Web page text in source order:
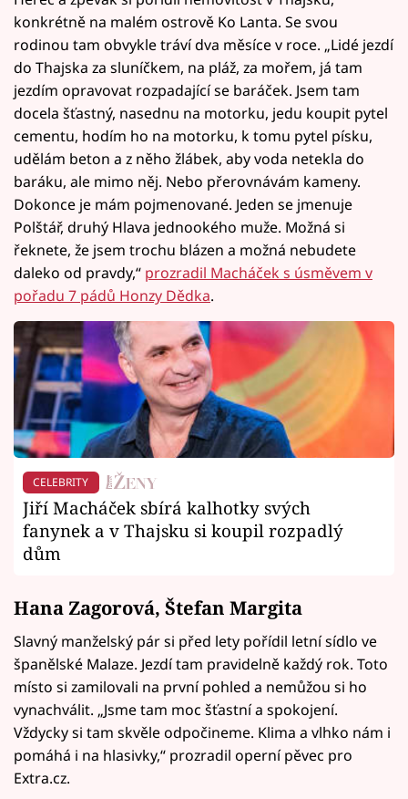
konkrétně na malém ostrově Ko Lanta. Se svou
rodinou tam obvykle tráví dva měsíce v roce. „Lidé jezdí
do Thajska za sluníčkem, na pláž, za mořem, já tam
jezdím opravovat rozpadající se baráček. Jsem tam
docela šťastný, nasednu na motorku, jedu koupit pytel
cementu, hodím ho na motorku, k tomu pytel písku,
udělám beton a z něho žlábek, aby voda netekla do
baráku, ale mimo něj. Nebo přerovnávám kameny.
Dokonce je mám pojmenované. Jeden se jmenuje
Polštář, druhý Hlava jednookého muže. Možná si
řeknete, že jsem trochu blázen a možná nebudete
daleko od pravdy,“ prozradil Macháček s úsměvem v
pořadu 7 pádů Honzy Dědka.
CELEBRITY
Jiří Macháček sbírá kalhotky svých
fanynek a v Thajsku si koupil rozpadlý
dům
Hana Zagorová, Štefan Margita
Slavný manželský pár si před lety pořídil letní sídlo ve
španělské Malaze. Jezdí tam pravidelně každý rok. Toto
místo si zamilovali na první pohled a nemůžou si ho
vynachválit. „Jsme tam moc šťastní a spokojení.
Vždycky si tam skvěle odpočineme. Klima a vlhko nám i
pomáhá i na hlasivky,“ prozradil operní pěvec pro
Extra.cz.